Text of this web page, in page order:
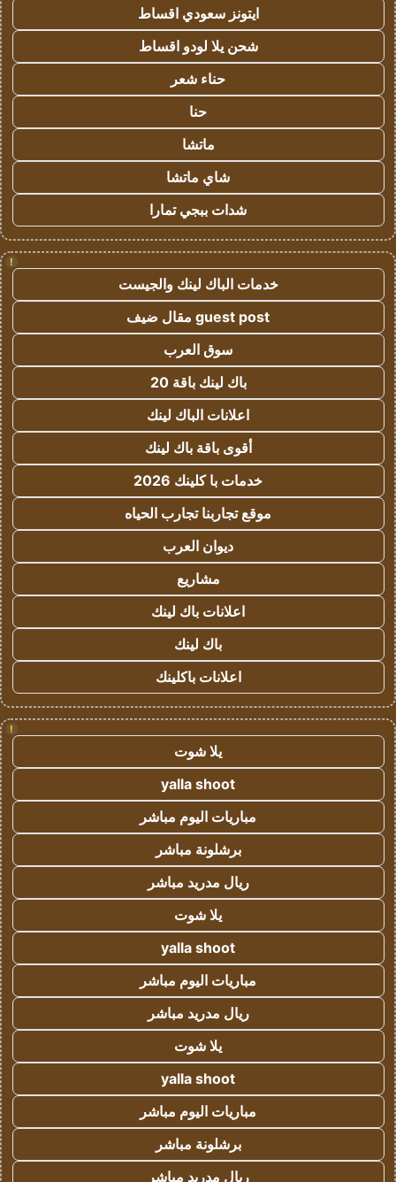
ايتونز سعودي اقساط
شحن يلا لودو اقساط
حناء شعر
حنا
ماتشا
شاي ماتشا
شدات ببجي تمارا
!
خدمات الباك لينك والجيست
guest post مقال ضيف
سوق العرب
باك لينك باقة 20
اعلانات الباك لينك
أقوى باقة باك لينك
خدمات با كلينك 2026
موقع تجاربنا تجارب الحياه
ديوان العرب
مشاريع
اعلانات باك لينك
باك لينك
اعلانات باكلينك
!
يلا شوت
yalla shoot
مباريات اليوم مباشر
برشلونة مباشر
ريال مدريد مباشر
يلا شوت
yalla shoot
مباريات اليوم مباشر
ريال مدريد مباشر
يلا شوت
yalla shoot
مباريات اليوم مباشر
برشلونة مباشر
ريال مدريد مباشر